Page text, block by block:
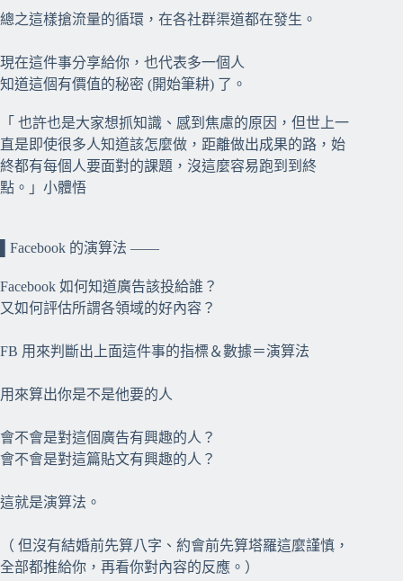
總之這樣搶流量的循環，在各社群渠道都在發生。
現在這件事分享給你，也代表多一個人
知道這個有價值的秘密 (開始筆耕) 了。
「 也許也是大家想抓知識、感到焦慮的原因，但世上一
直是即使很多人知道該怎麼做，距離做出成果的路，始
終都有每個人要面對的課題，沒這麼容易跑到到終
點。」小體悟
▌Facebook 的演算法 ——
Facebook 如何知道廣告該投給誰？
又如何評估所謂各領域的好內容？
FB 用來判斷出上面這件事的指標＆數據＝演算法
用來算出你是不是他要的人
會不會是對這個廣告有興趣的人？
會不會是對這篇貼文有興趣的人？
這就是演算法。
（ 但沒有結婚前先算八字、約會前先算塔羅這麼謹慎，
全部都推給你，再看你對內容的反應。）